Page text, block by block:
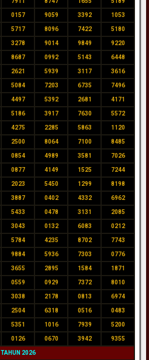
0157 9059 3392 1053
5717 8096 7422 5180
3278 9014 9849 9220
8687 0992 5143 6448
2621 5939 3117 3616
5084 7203 6735 7496
4497 5392 2681 4171
5186 3917 7630 5572
4275 2285 5863 1120
2500 8064 7100 8485
0854 4989 3581 7026
0877 4149 1525 7244
2023 5450 1299 8198
3887 0402 4332 6962
5433 0478 3131 2085
3043 0132 6083 0212
5784 4235 8702 7743
9884 5936 7303 0776
3655 2895 1584 1871
0559 0929 7372 8010
3038 2178 0813 6974
2504 6318 0516 0483
5351 1016 7939 5200
0126 0670 3942 9355
TAHUN 2026